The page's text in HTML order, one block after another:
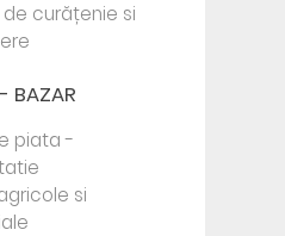
de curățenie si
BAZAR
piata -
si